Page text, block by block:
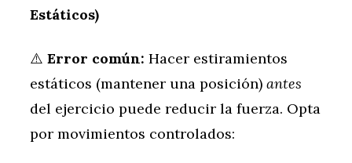
Estáticos)
⚠️ Error común: Hacer estiramientos
estáticos (mantener una posición) antes
del ejercicio puede reducir la fuerza. Opta
por movimientos controlados: